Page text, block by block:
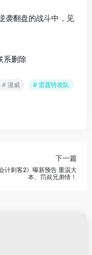
袭翻盘的战斗中，见
系删除
# 漫威 # 雷霆特攻队
下一篇
会计刺客2》曝新预告 重温大
本、罚叔兄弟情！